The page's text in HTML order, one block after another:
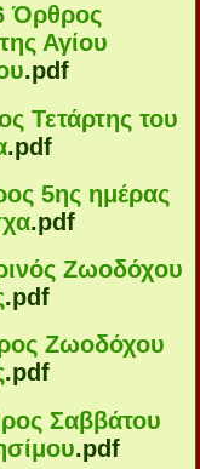
Όρθρος
Αγίου
.pdf
Τετάρτης του
.pdf
5ης ημέρας
.pdf
Ζωοδόχου
.pdf
Ζωοδόχου
.pdf
Σαββάτου
.pdf